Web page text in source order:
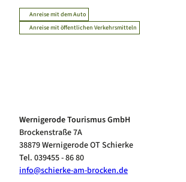
Anreise mit dem Auto
Anreise mit öffentlichen Verkehrsmitteln
Wernigerode Tourismus GmbH
Brockenstraße 7A
38879 Wernigerode OT Schierke
Tel. 039455 - 86 80
info@schierke-am-brocken.de